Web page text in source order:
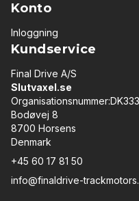
Konto
Inloggning
Kundservice
Final Drive A/S
Slutvaxel.se
Bodøvej 8
8700 Horsens
Denmark
+45 60 17 81 50
info@finaldrive-